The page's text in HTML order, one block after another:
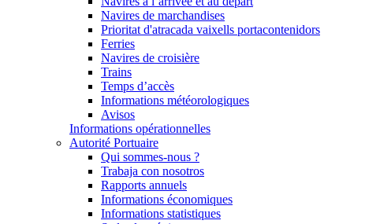
Navires de marchandises
Prioritat d'atracada vaixells portacontenidors
Ferries
Navires de croisière
Trains
Temps d’accès
Informations météorologiques
Avisos
Informations opérationnelles
Autorité Portuaire
Qui sommes-nous ?
Trabaja con nosotros
Rapports annuels
Informations économiques
Informations statistiques